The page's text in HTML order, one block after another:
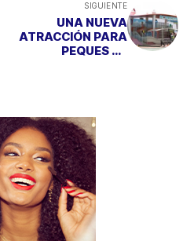
SIGUIENTE
UNA NUEVA
ATRACCIÓN PARA
PEQUES EN